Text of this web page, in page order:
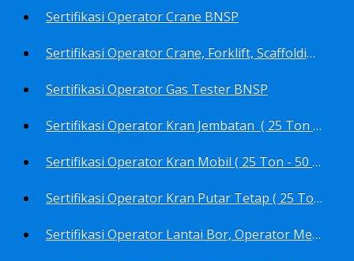
Sertifikasi Operator Crane BNSP
Sertifikasi Operator Crane, Forklift, Scaffolding/Scaffolder, Boiler, Rigger BNSP
Sertifikasi Operator Gas Tester BNSP
Sertifikasi Operator Kran Jembatan ( 25 Ton - 50 Ton - > 50 ) BNSP
Sertifikasi Operator Kran Mobil ( 25 Ton - 50 Ton - > 50 ) BNSP
Sertifikasi Operator Kran Putar Tetap ( 25 Ton - 50 Ton - > 50 ) BNSP
Sertifikasi Operator Lantai Bor, Operator Menara Bor, Juru Bor, Ahli Pengendali Pengeboran BNSP